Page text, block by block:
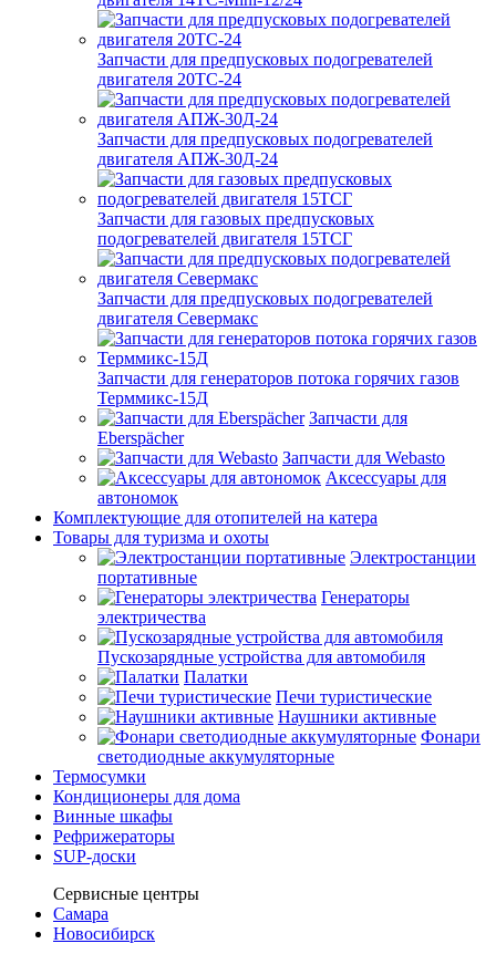
Запчасти для предпусковых подогревателей
двигателя 20ТС-24
Запчасти для предпусковых подогревателей
двигателя АПЖ-30Д-24
Запчасти для газовых предпусковых
подогревателей двигателя 15ТСГ
Запчасти для предпусковых подогревателей
двигателя Севермакс
Запчасти для генераторов потока горячих газов
Терммикс-15Д
Запчасти для
Eberspächer
Запчасти для Webasto
Аксессуары для
автономок
Комплектующие для отопителей на катера
Товары для туризма и охоты
Электростанции
портативные
Генераторы
электричества
Пускозарядные устройства для автомобиля
Палатки
Печи туристические
Наушники активные
Фонари
светодиодные аккумуляторные
Термосумки
Кондиционеры для дома
Винные шкафы
Рефрижераторы
SUP-доски
Сервисные центры
Самара
Новосибирск